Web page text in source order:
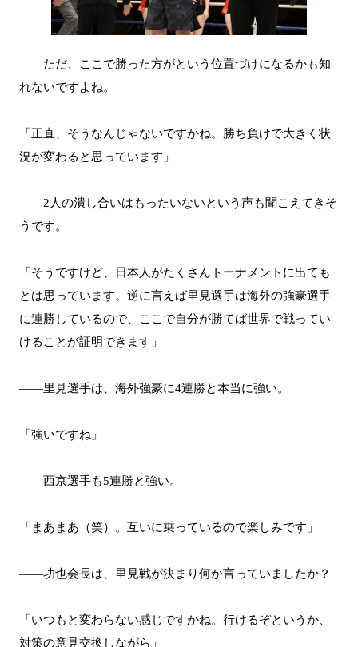
――ただ、ここで勝った方がという位置づけになるかも知
れないですよね。
「正直、そうなんじゃないですかね。勝ち負けで大きく状
況が変わると思っています」
――2人の潰し合いはもったいないという声も聞こえてきそ
うです。
「そうですけど、日本人がたくさんトーナメントに出ても
とは思っています。逆に言えば里見選手は海外の強豪選手
に連勝しているので、ここで自分が勝てば世界で戦ってい
けることが証明できます」
――里見選手は、海外強豪に4連勝と本当に強い。
「強いですね」
――西京選手も5連勝と強い。
「まあまあ（笑）。互いに乗っているので楽しみです」
――功也会長は、里見戦が決まり何か言っていましたか？
「いつもと変わらない感じですかね。行けるぞというか、
対策の意見交換しながら」